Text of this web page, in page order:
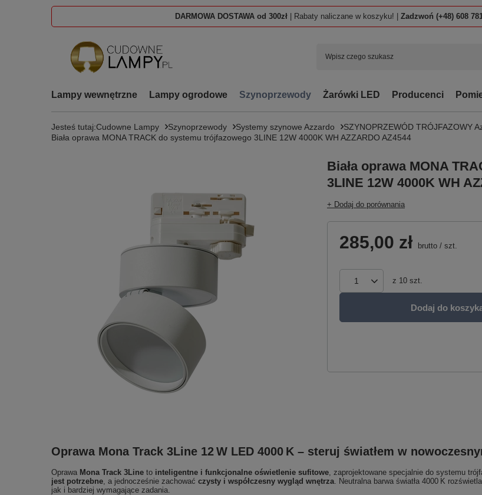
DARMOWA DOSTAWA od 300zł | Rabaty naliczane w koszyku! | Zadzwoń (+48) 608
Lampy wewnętrzne Lampy ogrodowe Szynoprzewody Żarówki LED Producenci
Jesteś tutaj:Cudowne Lampy Szynoprzewody Systemy szynowe Azzardo
SZYNOPRZEWÓD TRÓJFAZOWY
Biała oprawa MONA TRACK do systemu trójfazowego 3LINE 12W 4000K WH AZZARDO AZ4544
Biała oprawa MONA
3LINE 12W 4000K WH
+ Dodaj do porównania
285,00 zł brutto / szt.
z 10 szt.
Dodaj do
Oprawa Mona Track 3Line 12 W LED 4000 K – steruj światłem w
Oprawa Mona Track 3Line to inteligentne i funkcjonalne oświetlenie sufitowe, zaprojektowane specjalnie do systemu
jest potrzebne, a jednocześnie zachować czysty i współczesny wygląd wnętrza. Neutralna barwa światła 4000 K
jak i bardziej wymagające zadania.